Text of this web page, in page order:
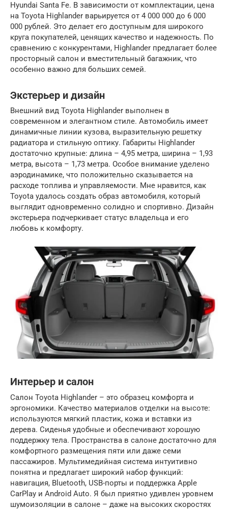
Hyundai Santa Fe. В зависимости от комплектации, цена
на Toyota Highlander варьируется от 4 000 000 до 6 000
000 рублей. Это делает его доступным для широкого
круга покупателей, ценящих качество и надежность. По
сравнению с конкурентами, Highlander предлагает более
просторный салон и вместительный багажник, что
особенно важно для больших семей.
Экстерьер и дизайн
Внешний вид Toyota Highlander выполнен в
современном и элегантном стиле. Автомобиль имеет
динамичные линии кузова, выразительную решетку
радиатора и стильную оптику. Габариты Highlander
достаточно крупные: длина – 4,95 метра, ширина – 1,93
метра, высота – 1,73 метра. Особое внимание уделено
аэродинамике, что положительно сказывается на
расходе топлива и управляемости. Мне нравится, как
Toyota удалось создать образ автомобиля, который
выглядит одновременно солидно и спортивно. Дизайн
экстерьера подчеркивает статус владельца и его
любовь к комфорту.
Интерьер и салон
Салон Toyota Highlander – это образец комфорта и
эргономики. Качество материалов отделки на высоте:
используются мягкий пластик, кожа и вставки из
дерева. Сиденья удобные и обеспечивают хорошую
поддержку тела. Пространства в салоне достаточно для
комфортного размещения пяти или даже семи
пассажиров. Мультимедийная система интуитивно
понятна и предлагает широкий набор функций:
навигация, Bluetooth, USB-порты и поддержка Apple
CarPlay и Android Auto. Я был приятно удивлен уровнем
шумоизоляции в салоне – даже на высоких скоростях